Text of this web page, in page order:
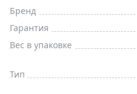
Бренд
Гарантия
Вес в упаковке
Тип